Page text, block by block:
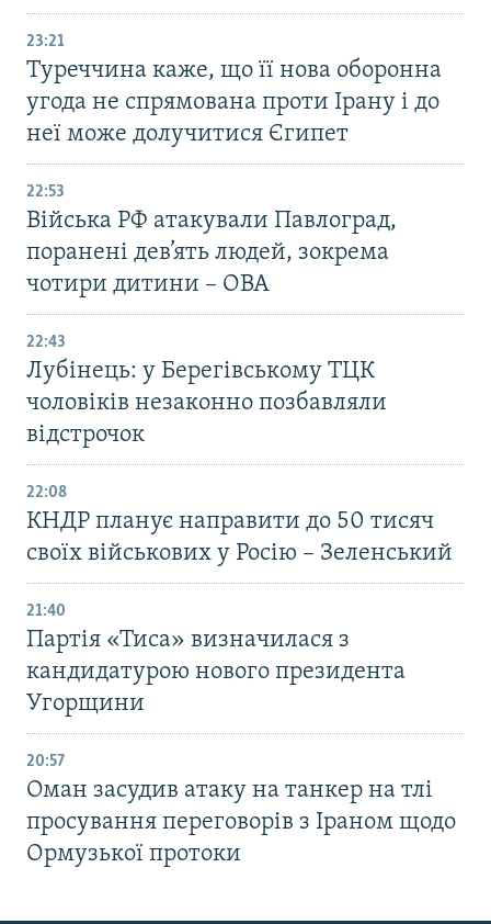
23:21
Туреччина каже, що її нова оборонна
угода не спрямована проти Ірану і до
неї може долучитися Єгипет
22:53
Війська РФ атакували Павлоград,
поранені дев’ять людей, зокрема
чотири дитини – ОВА
22:43
Лубінець: у Берегівському ТЦК
чоловіків незаконно позбавляли
відстрочок
22:08
КНДР планує направити до 50 тисяч
своїх військових у Росію – Зеленський
21:40
Партія «Тиса» визначилася з
кандидатурою нового президента
Угорщини
20:57
Оман засудив атаку на танкер на тлі
просування переговорів з Іраном щодо
Ормузької протоки